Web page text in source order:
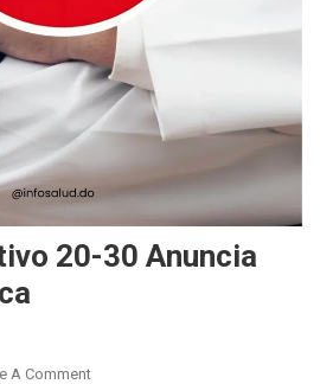
20-30 Anuncia
A CommentOn